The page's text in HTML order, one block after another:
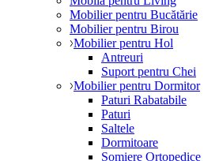
Mobilier pentru Bucătărie
Mobilier pentru Birou
Mobilier pentru Hol
Antreuri
Suport pentru Chei
Mobilier pentru Dormitor
Paturi Rabatabile
Paturi
Saltele
Dormitoare
Somiere Ortopedice